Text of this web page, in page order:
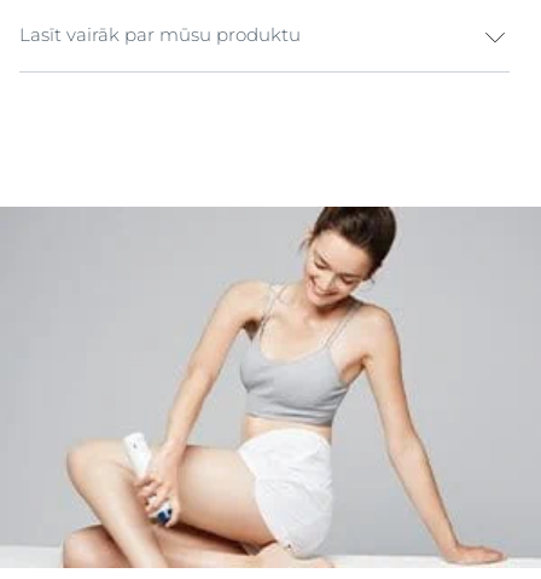
Lasīt vairāk par mūsu produktu
truly soothed. An ointment can be required to repair
dry or irritated skin, but it can be difficult and time
consuming to apply a traditional ointment to larger
body areas like the arms, legs or torso. For easy and
immediate cooling relief of larger body areas, we
Aqua phor Body Ointment Spray. The
innovative spray dispenser allows for full reach,
anywhere on the body. The nozzle delivers continuous,
even ointment application and can even be used
upside down – allowing for 360° access to dry skin
anywhere on the body. The water-free ointment is
clinically proven to repair dry, irritated skin by creating
an ideal protective barrier for skin regeneration and an
immediate cooling, relieving sensation. The formula
itself is enriched with Glycerin and Panthenol to help
skin maintain moisture levels and encourage